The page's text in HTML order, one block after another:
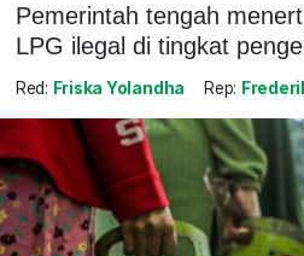
Pemerintah tengah
LPG ilegal di tingkat
Red: Friska Yolandha Rep: